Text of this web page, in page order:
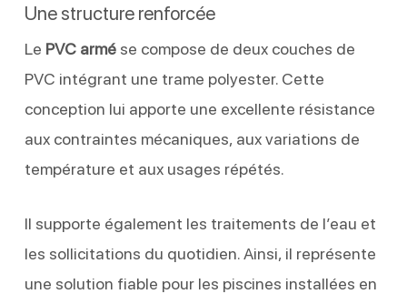
Une structure renforcée
Le PVC armése compose de deux couches de
PVC intégrant une trame polyester. Cette
conception lui apporte une excellente résistance
aux contraintes mécaniques, aux variations de
température et aux usages répétés.
Il supporte également les traitements de l’eau et
les sollicitations du quotidien. Ainsi, il représente
une solution fiable pour les piscines installées en